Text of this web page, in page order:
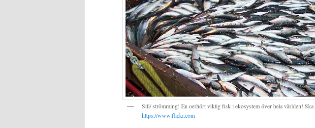
Sill/ strömming! En oerhört viktig fisk i ekosystem över hela världen!
https://www.flickr.com